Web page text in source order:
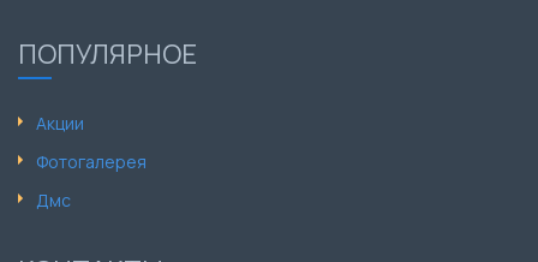
ПОПУЛЯРНОЕ
Акции
Фотогалерея
Дмс